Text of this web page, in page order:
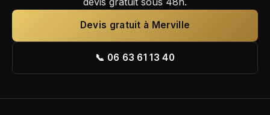
Devis gratuit à Merville
📞 06 63 61 13 40